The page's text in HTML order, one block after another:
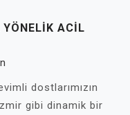
ACIL
dostlarımızın
gibi dinamik bir